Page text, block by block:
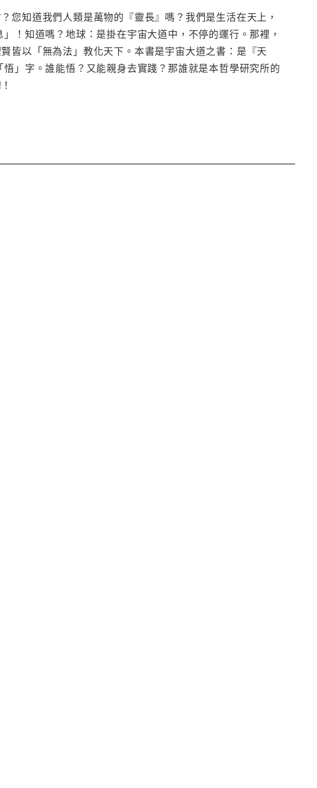
您知道我們人類是萬物的『靈長』嗎？我們是生活在天上，
！知道嗎？地球：是掛在宇宙大道中，不停的運行。那裡，
皆以「無為法」教化天下。本書是宇宙大道之書：是『天
」字。誰能悟？又能親身去實踐？那誰就是本哲學研究所的